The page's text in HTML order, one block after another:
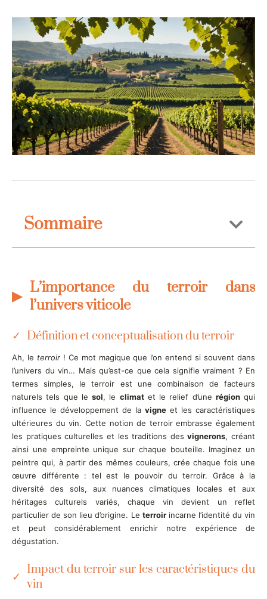
Sommaire
L’importance du terroir dans
l’univers viticole
Définition et conceptualisation du terroir
Ah, le terroir! Ce mot magique que l’on entend si souvent dans
l’univers du vin… Mais qu’est-ce que cela signifie vraiment ? En
termes simples, le terroir est une combinaison de facteurs
naturels tels que le sol, le climatet le relief d’une régionqui
influence le développement de la vigne et les caractéristiques
ultérieures du vin. Cette notion de terroir embrasse également
les pratiques culturelles et les traditions desvignerons, créant
ainsi une empreinte unique sur chaque bouteille. Imaginez un
peintre qui, à partir des mêmes couleurs, crée chaque fois une
œuvre différente : tel est le pouvoir du terroir. Grâce à la
diversité des sols, aux nuances climatiques locales et aux
héritages culturels variés, chaque vin devient un reflet
particulier de son lieu d’origine. Le terroirincarne l’identité du vin
et peut considérablement enrichir notre expérience de
dégustation.
Impact du terroir sur les caractéristiques du
vin